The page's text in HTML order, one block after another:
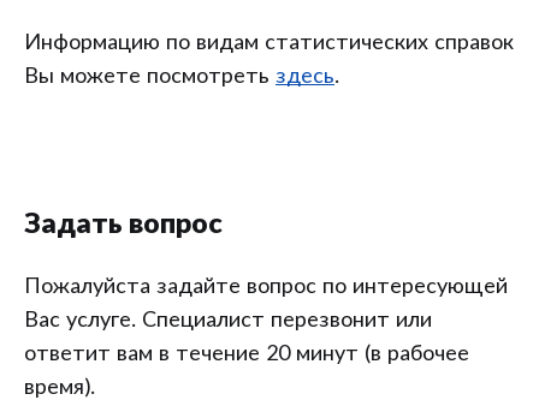
Информацию по видам статистических справок
Вы можете посмотреть здесь.
Задать вопрос
Пожалуйста задайте вопрос по интересующей
Вас услуге. Специалист перезвонит или
ответит вам в течение 20 минут (в рабочее
время).